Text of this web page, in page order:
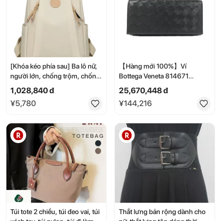
[Khóa kéo phía sau] Ba lô nữ,
người lớn, chống trộm, chống
thấm nước, nhẹ, dung tích lớn,
thời trang, ba lô, túi đeo vai, ba
lô cho mẹ, ba lô công sở, túi
cỡ A4, đi làm, đi học, du lịch,
túi xách, giả da, nhẹ, đựng đồ,
sắp xếp đồ đạc
1,028,840 đ
¥5,780
【Hàng mới 100%】Ví
Bottega Veneta 814671
VCPP3【Hàng mới 100%】
25,670,448 đ
¥144,216
Túi tote 2 chiều, túi đeo vai, túi
Thắt lưng bản rộng dành cho